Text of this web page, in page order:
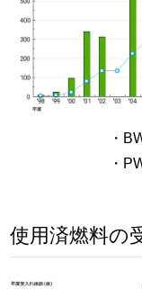
・
・
使用済燃料の